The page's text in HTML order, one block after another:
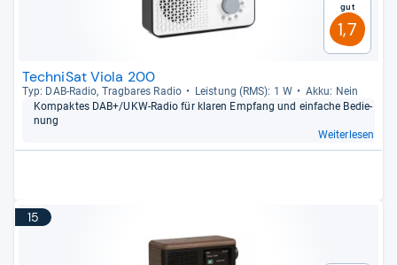
Gut
1,7
TechniSat Viola 200
Typ: DAB-​Radio, Trag­ba­res Radio Leis­tung (RMS): 1 W
Akku: Nein
Kom­pak­tes DAB+/UKW-​Radio für kla­ren Emp­fang und ein­fa­che Bedie­
nung
Weiterlesen
15